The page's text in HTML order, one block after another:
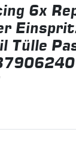
6x
Tülle